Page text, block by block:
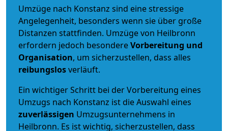
Umzüge nach Konstanz sind eine stressige
Angelegenheit, besonders wenn sie über große
Distanzen stattfinden. Umzüge von Heilbronn
erfordern jedoch besondereVorbereitung und
Organisation, um sicherzustellen, dass alles
reibungslosverläuft.
Ein wichtiger Schritt bei der Vorbereitung eines
Umzugs nach Konstanz ist die Auswahl eines
zuverlässigen Umzugsunternehmens in
Heilbronn. Es ist wichtig, sicherzustellen, dass